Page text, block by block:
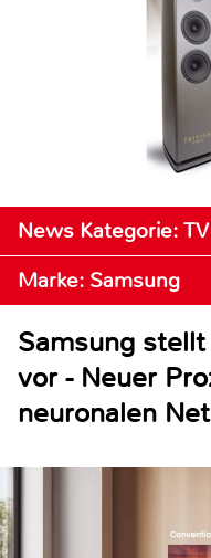
News Kategorie: TV
Marke: Samsung
Samsung
vor - Neuer
neuronalen